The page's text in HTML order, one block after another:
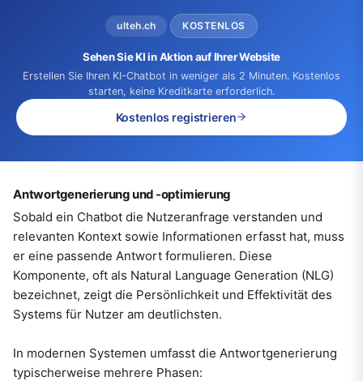
ulteh.ch KOSTENLOS
Sehen Sie KI in Aktion auf Ihrer Website
Erstellen Sie Ihren KI-Chatbot in weniger als 2 Minuten. Kostenlos
starten, keine Kreditkarte erforderlich.
Kostenlos registrieren
Antwortgenerierung und -optimierung
Sobald ein Chatbot die Nutzeranfrage verstanden und
relevanten Kontext sowie Informationen erfasst hat, muss
er eine passende Antwort formulieren. Diese
Komponente, oft als Natural Language Generation (NLG)
bezeichnet, zeigt die Persönlichkeit und Effektivität des
Systems für Nutzer am deutlichsten.
In modernen Systemen umfasst die Antwortgenerierung
typischerweise mehrere Phasen: